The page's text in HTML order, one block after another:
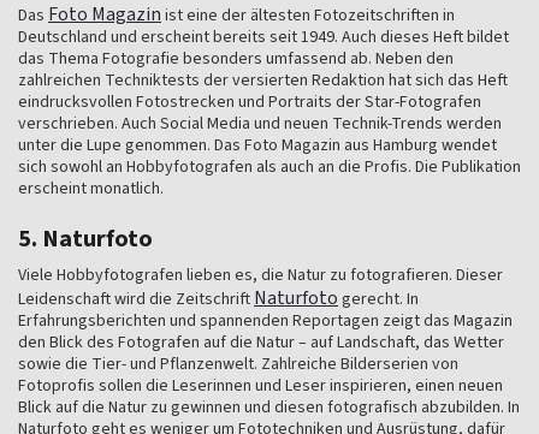
Das Foto Magazin ist eine der ältesten Fotozeitschriften in
Deutschland und erscheint bereits seit 1949. Auch dieses Heft bildet
das Thema Fotografie besonders umfassend ab. Neben den
zahlreichen Techniktests der versierten Redaktion hat sich das Heft
eindrucksvollen Fotostrecken und Portraits der Star-Fotografen
verschrieben. Auch Social Media und neuen Technik-Trends werden
unter die Lupe genommen. Das Foto Magazin aus Hamburg wendet
sich sowohl an Hobbyfotografen als auch an die Profis. Die Publikation
erscheint monatlich.
5. Naturfoto
Viele Hobbyfotografen lieben es, die Natur zu fotografieren. Dieser
Leidenschaft wird die Zeitschrift Naturfoto gerecht. In
Erfahrungsberichten und spannenden Reportagen zeigt das Magazin
den Blick des Fotografen auf die Natur – auf Landschaft, das Wetter
sowie die Tier- und Pflanzenwelt. Zahlreiche Bilderserien von
Fotoprofis sollen die Leserinnen und Leser inspirieren, einen neuen
Blick auf die Natur zu gewinnen und diesen fotografisch abzubilden. In
Naturfoto geht es weniger um Fototechniken und Ausrüstung, dafür